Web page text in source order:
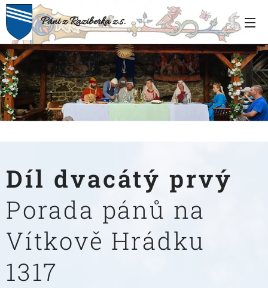
Páni z Raziberka z.s.
.
Díl dvacátý prvý
Porada pánů na
Vítkově Hrádku
1317